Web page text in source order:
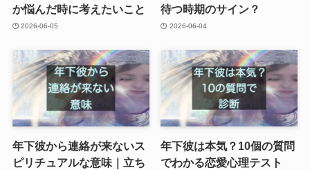
か悩んだ時に考えたいこと
2026-06-05
待つ時期のサイン？
2026-06-04
年下彼から連絡が来ないス
ピリチュアルな意味｜立ち
年下彼は本気？10個の質問
でわかる恋愛心理テスト